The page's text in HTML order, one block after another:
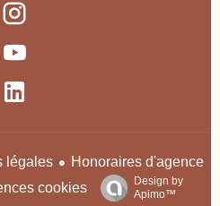
légales
Honoraires d'agence
cookies
Design by
Apimo™